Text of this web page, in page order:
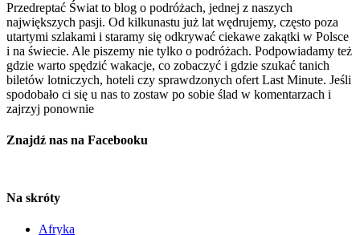
Przedreptać Świat to blog o podróżach, jednej z naszych
największych pasji. Od kilkunastu już lat wędrujemy, często poza
utartymi szlakami i staramy się odkrywać ciekawe zakątki w Polsce
i na świecie. Ale piszemy nie tylko o podróżach. Podpowiadamy też
gdzie warto spędzić wakacje, co zobaczyć i gdzie szukać tanich
biletów lotniczych, hoteli czy sprawdzonych ofert Last Minute. Jeśli
spodobało ci się u nas to zostaw po sobie ślad w komentarzach i
zajrzyj ponownie
Znajdź nas na Facebooku
Na skróty
Afryka